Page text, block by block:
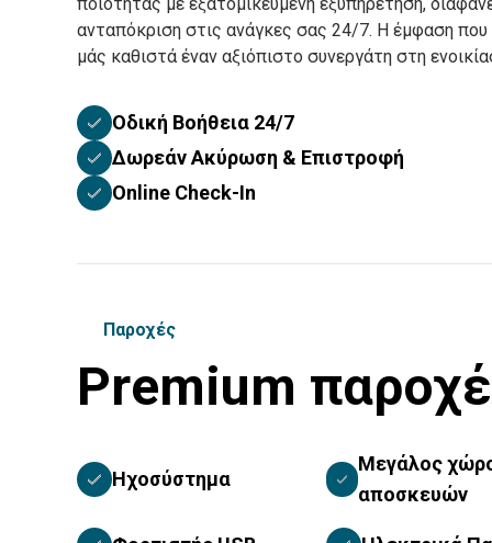
ανταπόκριση στις ανάγκες σας 24/7. Η έμφαση που
μάς καθιστά έναν αξιόπιστο συνεργάτη στη
Οδική Βοήθεια 24/7
Δωρεάν Ακύρωση & Επιστροφή
Online Check-In
Παροχές
Premium
Ηχοσύστημα
Μεγάλος
αποσκευών